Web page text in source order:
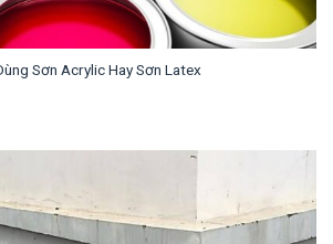
Sơn Acrylic Hay Sơn Latex